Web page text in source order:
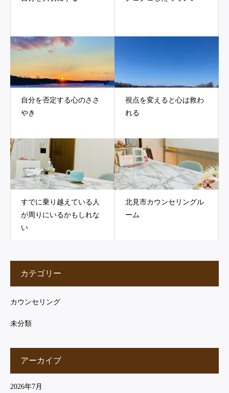
自分を否定する心のささ
やき
視点を変えると心は救わ
れる
すでに乗り越えている人
が周りにいるかもしれな
い
北見市カウンセリングル
ーム
カテゴリー
カウンセリング
未分類
アーカイブ
2026年7月